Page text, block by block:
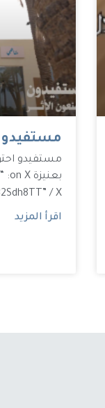
مستفيدو
مستفيدو
بعنيزة on X: “مستفيدو احتواء يصنعون الأثر
/ X
اقرأ المزيد